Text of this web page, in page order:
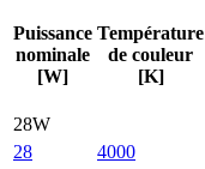
Puissance
nominale
[W]
Température
de couleur
[K]
28W
28
4000